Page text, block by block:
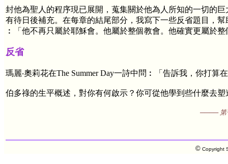
封他為聖人的程序現已展開，蒐集關於他為人所知的一切的
有待日後補充。在每章的結尾部分，我寫下一些反省題目，
︰「他不再只屬於耶穌會。他屬於整個教會。他確實更屬於
反省
瑪麗‧奧莉花在The Summer Day一詩中問︰「告訴我，你打
伯多祿的生平概述，對你有何啟示？你可從他學到些什麼去
──── 第
© Copyright